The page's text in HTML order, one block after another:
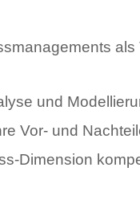
als
und
Vor- und
Dimension